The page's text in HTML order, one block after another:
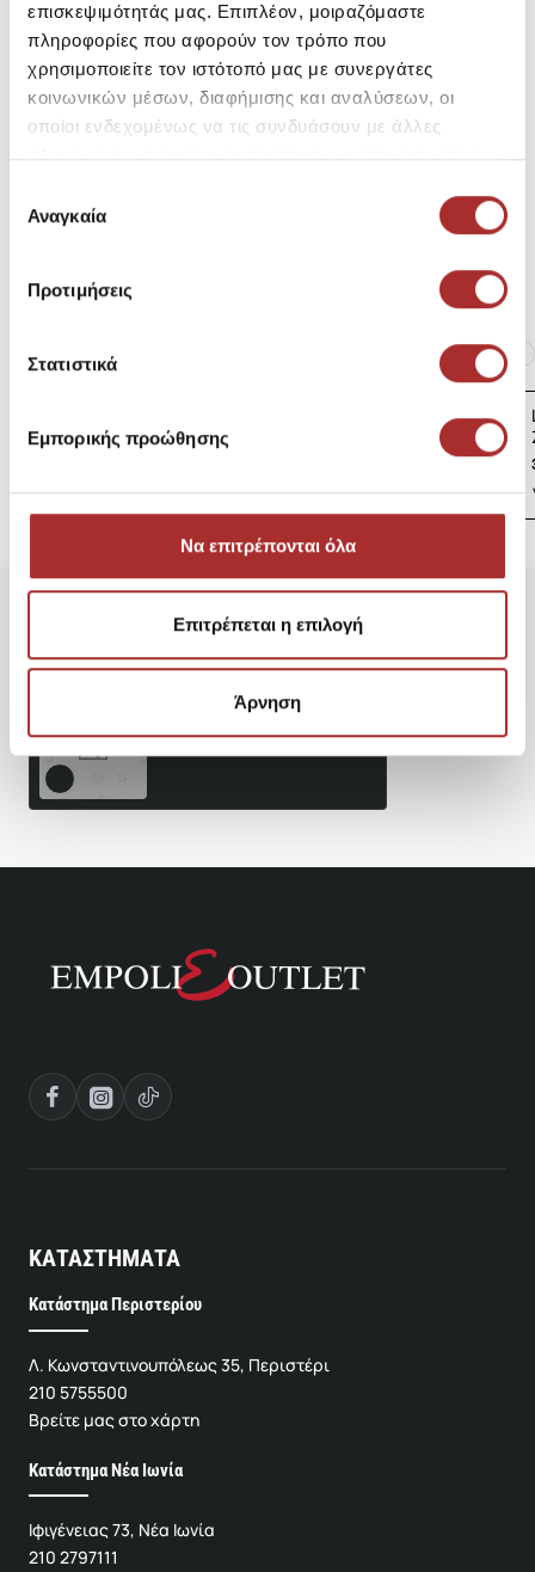
επισκεψιμότητάς μας. Επιπλέον, μοιραζόμαστε
πληροφορίες που αφορούν τον τρόπο που
χρησιμοποιείτε τον ιστότοπό μας με συνεργάτες
κοινωνικών μέσων, διαφήμισης και αναλύσεων, οι
οποίοι ενδεχομένως να τις συνδυάσουν με άλλες
πληροφορίες που τους έχετε παραχωρήσει ή τις οποίες
των υπηρεσιών τους.
συγκατάθεσης
Αναγκαία
Προτιμήσεις
Στατιστικά
Εμπορικής προώθησης
Να επιτρέπονται όλα
Επιτρέπεται η επιλογή
Άρνηση
Σύνθεση
Ζακέτα Πλεκτή
Δημοφιλή Προϊόντα
Γυναικείο Παντελόνι Wide
149,50€
ΚΑΤΑΣΤΗΜΑΤΑ
Κατάστημα Περιστερίου
Λ. Κωνσταντινουπόλεως 35, Περιστέρι
210 5755500
Βρείτε μας στο χάρτη
Κατάστημα Νέα Ιωνία
Ιφιγένειας 73, Νέα Ιωνία
210 2797111